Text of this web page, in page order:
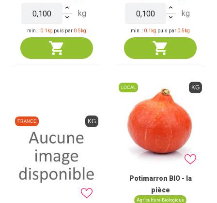
kg
min. : 0.1kg puis par 0.5kg
kg
min. : 0.1kg puis par 0.5kg
FRANCE KG
LOCAL KG
Potimarron BIO - la
pièce
Agriculture Biologique